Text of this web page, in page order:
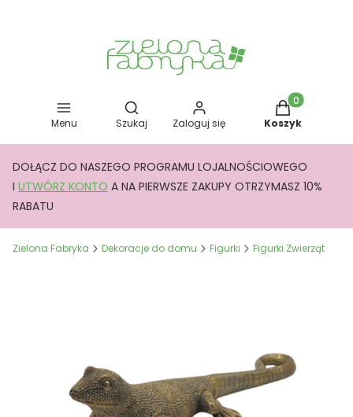
Menu
Otwórz wyszukiwarkę
Szukaj Zaloguj się
Produkty w
Koszyk
DOŁĄCZ DO NASZEGO PROGRAMU LOJALNOŚCIOWEGO
I UTWÓRZ KONTO A NA PIERWSZE ZAKUPY OTRZYMASZ 10%
RABATU
Zielona Fabryka Dekoracje do domu Figurki Figurki Zwierząt